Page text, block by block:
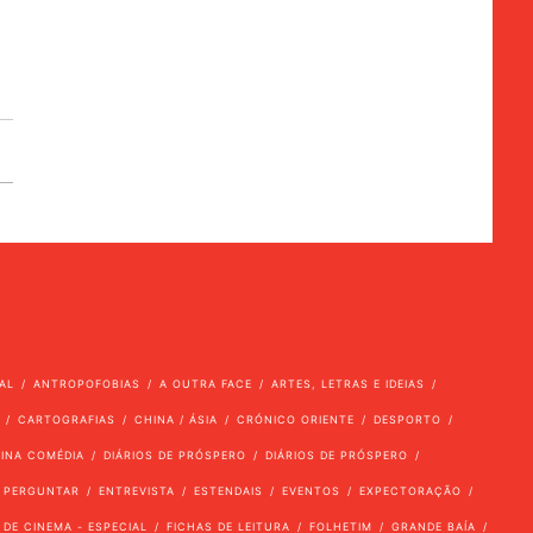
ANTROPOFOBIAS A OUTRA FACE ARTES, LETRAS E IDEIAS
CARTOGRAFIAS CHINA / ÁSIA CRÓNICO ORIENTE DESPORTO
COMÉDIA DIÁRIOS DE PRÓSPERO DIÁRIOS DE PRÓSPERO
ENTREVISTA ESTENDAIS EVENTOS EXPECTORAÇÃO
CINEMA - ESPECIAL FICHAS DE LEITURA FOLHETIM GRANDE BAÍA